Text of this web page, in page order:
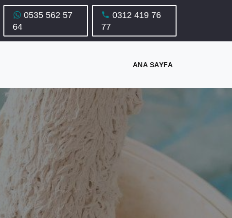
0535 562 57
64
0312 419 76
77
ANA SAYFA